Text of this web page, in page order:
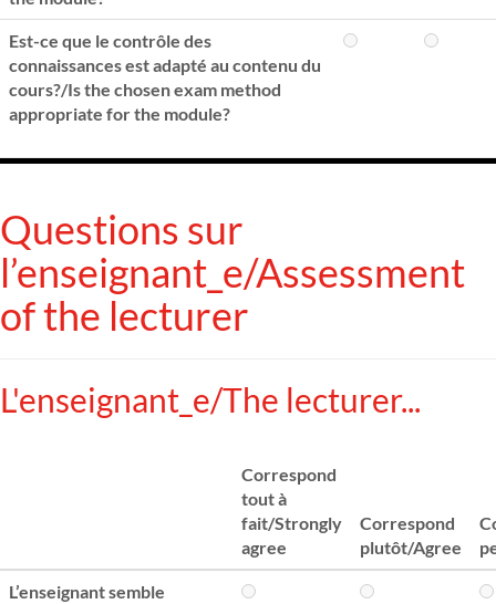
Est-ce que le contrôle des
connaissances est adapté au contenu du
cours?/Is the chosen exam method
appropriate for the module?
Questions sur
l’enseignant_e/Assessment
of the lecturer
L'enseignant_e/The lecturer...
Correspond
tout à
fait/Strongly
agree
Correspond
plutôt/Agree
L’enseignant semble